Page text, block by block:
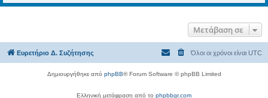
Μετάβαση σε
Ευρετήριο Δ. Συζήτησης Όλοι οι χρόνοι είναι UTC
Δημιουργήθηκε από phpBB® Forum Software © phpBB Limited
Ελληνική μετάφραση από το phpbbgr.com